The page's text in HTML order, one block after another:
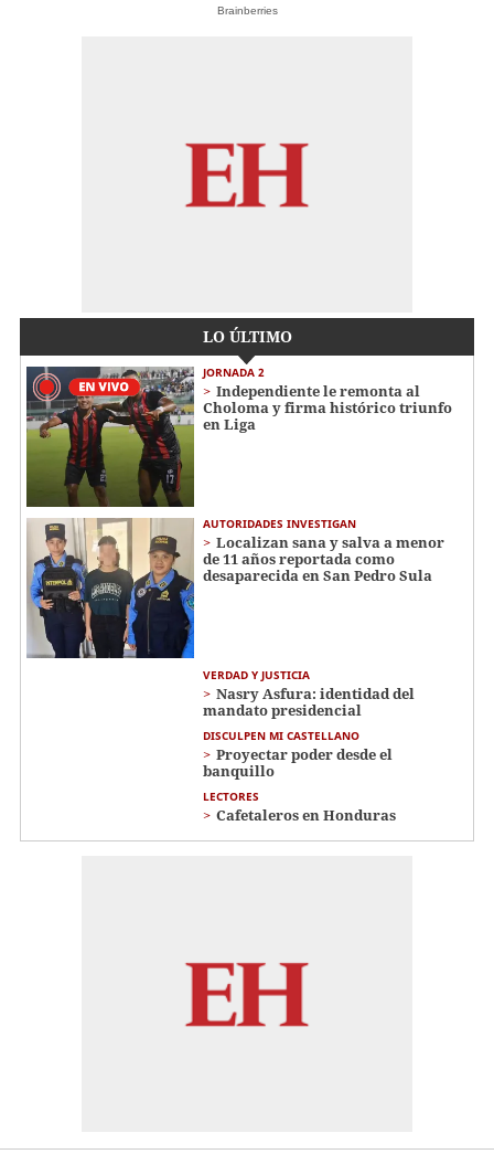
Brainberries
LO ÚLTIMO
JORNADA 2
Independiente le remonta al
Choloma y firma histórico triunfo
en Liga
AUTORIDADES INVESTIGAN
Localizan sana y salva a menor
de 11 años reportada como
desaparecida en San Pedro Sula
VERDAD Y JUSTICIA
Nasry Asfura: identidad del
mandato presidencial
DISCULPEN MI CASTELLANO
Proyectar poder desde el
banquillo
LECTORES
Cafetaleros en Honduras